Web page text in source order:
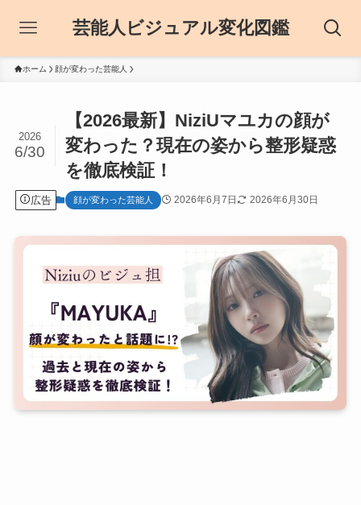
芸能人ビジュアル変化図鑑
ホーム 顔が変わった芸能人
【2026最新】NiziUマユカの顔が
変わった？現在の姿から整形疑惑
を徹底検証！
2026
6/30
広告 顔が変わった芸能人 2026年6月7日 2026年6月30日